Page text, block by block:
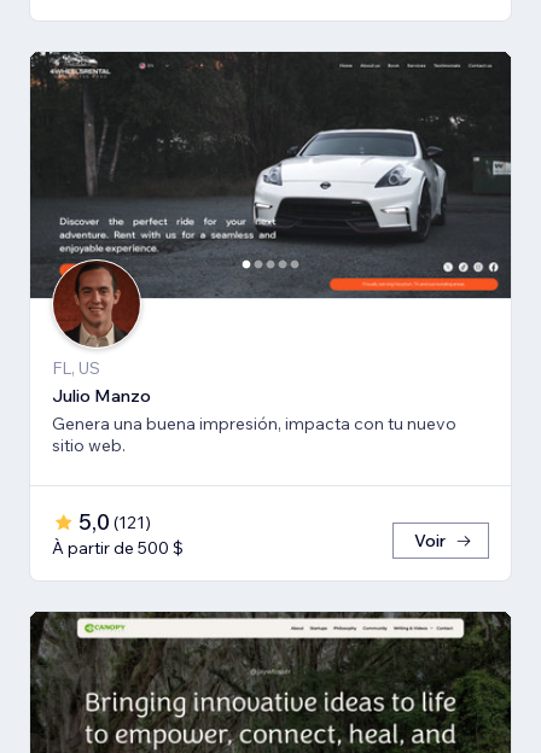
FL, US
Julio Manzo
Genera una buena impresión, impacta con tu nuevo
sitio web.
5,0 (121)
À partir de 500 $
Voir